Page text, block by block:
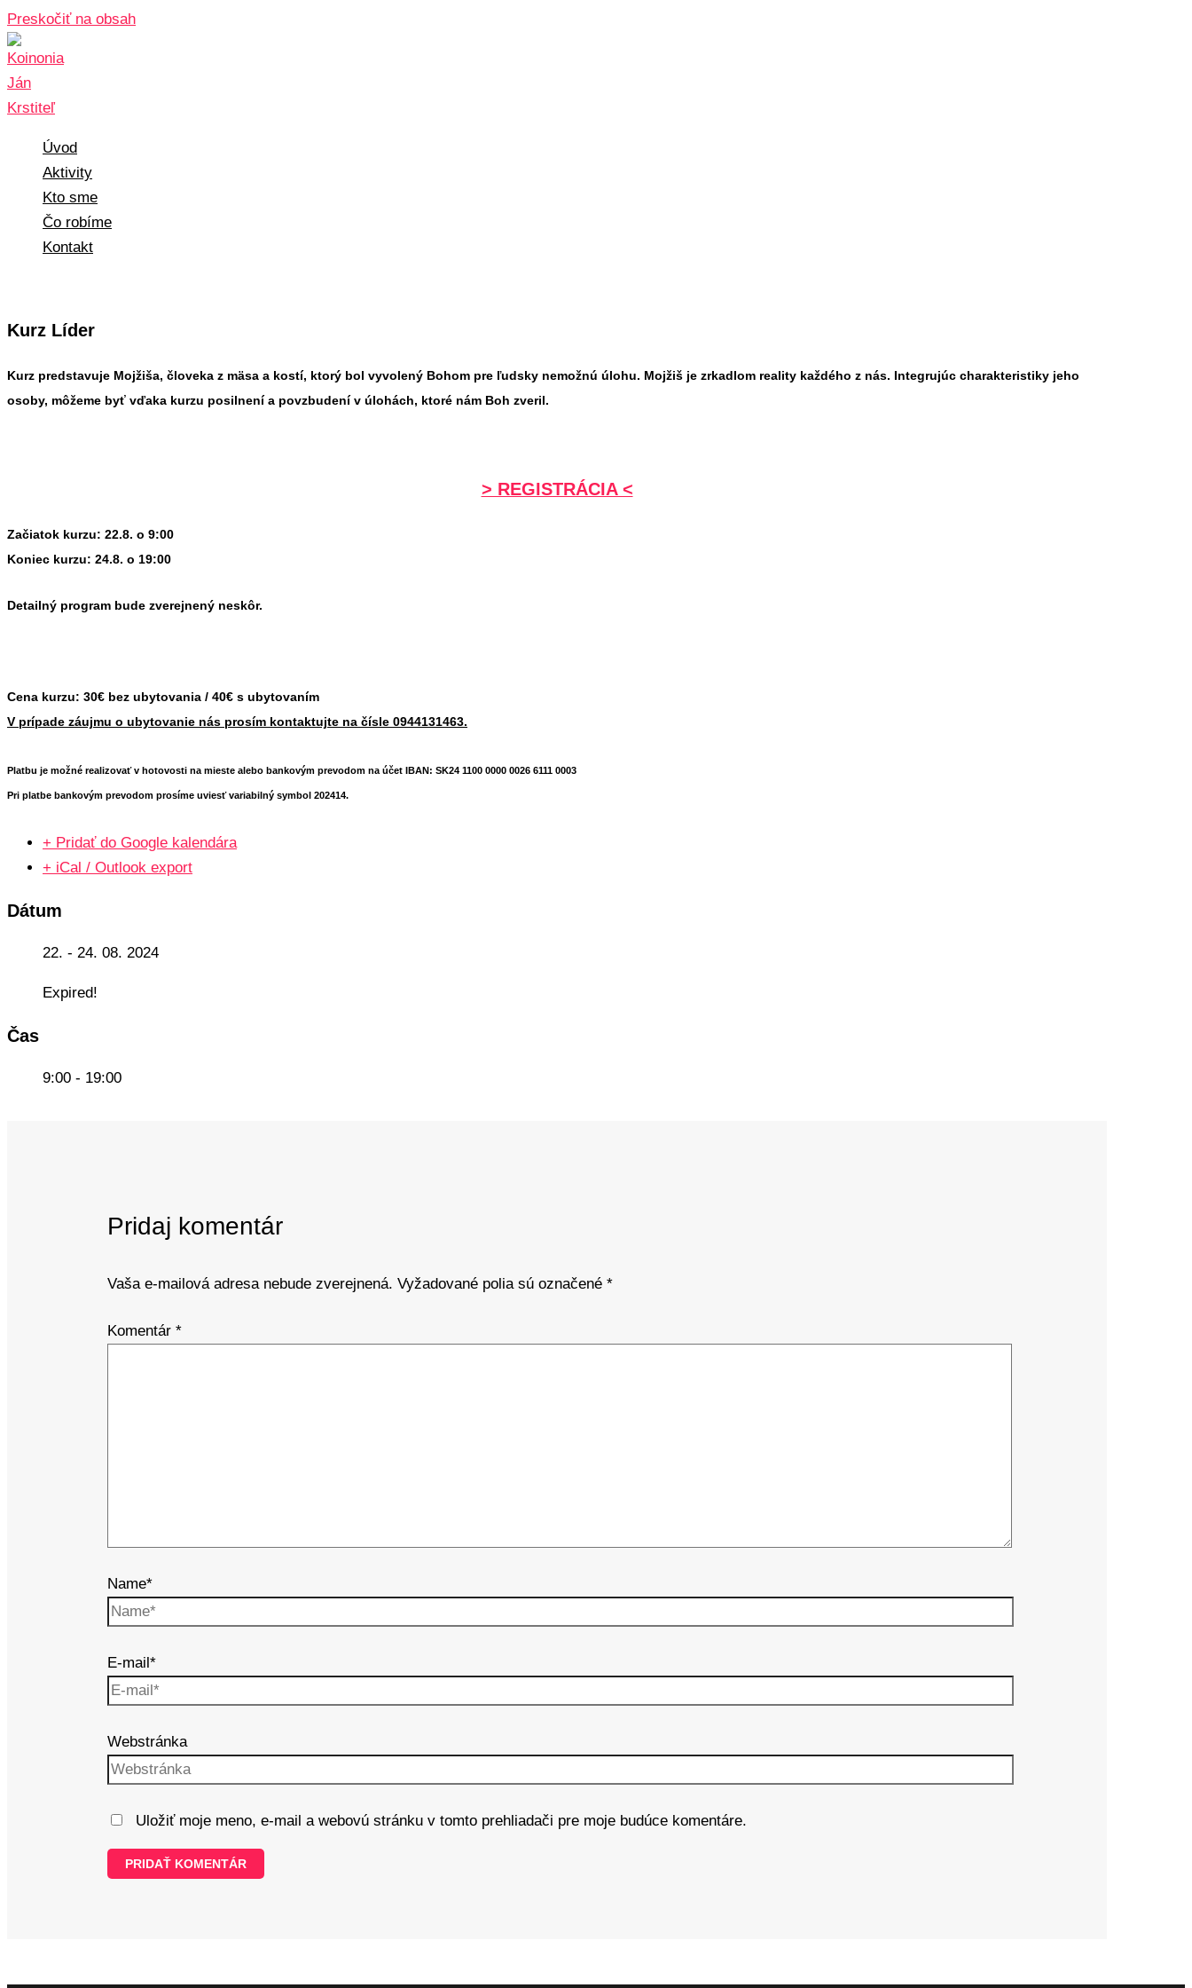
Preskočiť na obsah
Úvod
Aktivity
Kto sme
Čo robíme
Kontakt
Kurz Líder
Kurz predstavuje Mojžiša, človeka z mäsa a kostí, ktorý bol vyvolený Bohom pre ľudsky nemožnú úlohu. Mojžiš je zrkadlom reality každého z nás. Integrujúc charakteristiky jeho
osoby, môžeme byť vďaka kurzu posilnení a povzbudení v úlohách, ktoré nám Boh zveril.
> REGISTRÁCIA <
Začiatok kurzu: 22.8. o 9:00
Koniec kurzu: 24.8. o 19:00
Detailný program bude zverejnený neskôr.
Cena kurzu: 30€ bez ubytovania / 40€ s ubytovaním
V prípade záujmu o ubytovanie nás prosím kontaktujte na čísle 0944131463.
Platbu je možné realizovať v hotovosti na mieste alebo bankovým prevodom na účet IBAN: SK24 1100 0000 0026 6111 0003
Pri platbe bankovým prevodom prosíme uviesť variabilný symbol 202414.
+ Pridať do Google kalendára
+ iCal / Outlook export
Dátum
22. - 24. 08. 2024
Expired!
Čas
9:00 - 19:00
Pridaj komentár
Vaša e-mailová adresa nebude zverejnená. Vyžadované polia sú označené*
Komentár*
Name*
E-mail*
Webstránka
Uložiť moje meno, e-mail a webovú stránku v tomto prehliadači pre moje budúce komentáre.